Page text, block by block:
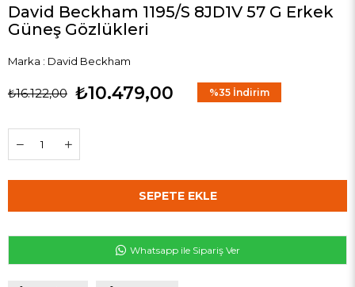
David Beckham 1195/S 8JD1V 57 G Erkek
Güneş Gözlükleri
Marka : David Beckham
₺16.122,00 ₺10.479,00 %35 İndirim
Whatsapp ile Sipariş Ver